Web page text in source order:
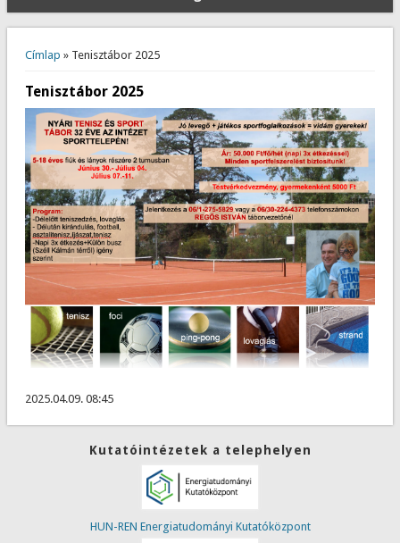
Jelenlegi hely
Címlap » Tenisztábor 2025
Tenisztábor 2025
2025.04.09. 08:45
Kutatóintézetek a telephelyen
HUN-REN Energiatudományi Kutatóközpont